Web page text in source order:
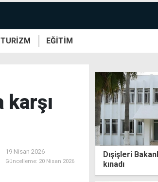
TURİZM EĞİTİM
karşı
19 Nisan 2026
Güncelleme: 20 Nisan 2026
Dışişleri
kınadı